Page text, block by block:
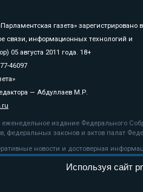
газета» зарегистрировано в
связи, информационных технологий и
05 августа 2011 года. 18+
46097
— Абдуллаев М.Р.
еженедельное издание Федерального
федеральных законов и актов палат
новости и достоверная
на pnp.ru обязательна.
рекомендательные технологии
Используя сайт